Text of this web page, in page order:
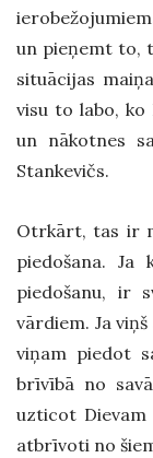
un pieņemt to,
situācijas
visu to labo, ko
un nākotnes
Stankevičs.
Otrkārt, tas ir
piedošana.
piedošanu, ir
vārdiem. Ja
viņam piedot
brīvībā no
uzticot Dievam
atbrīvoti no